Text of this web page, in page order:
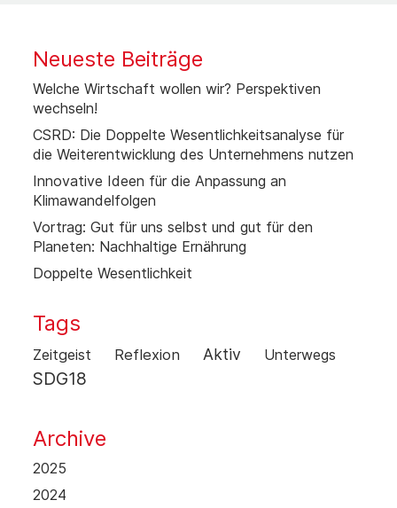
Neueste Beiträge
Welche Wirtschaft wollen wir? Perspektiven
wechseln!
CSRD: Die Doppelte Wesentlichkeitsanalyse für
die Weiterentwicklung des Unternehmens nutzen
Innovative Ideen für die Anpassung an
Klimawandelfolgen
Vortrag: Gut für uns selbst und gut für den
Planeten: Nachhaltige Ernährung
Doppelte Wesentlichkeit
Tags
Zeitgeist Reflexion Aktiv Unterwegs
SDG18
Archive
2025
2024